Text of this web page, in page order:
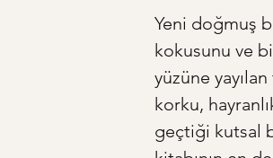
Yeni doğmuş
kokusunu ve
yüzüne
korku,
geçtiği kutsal